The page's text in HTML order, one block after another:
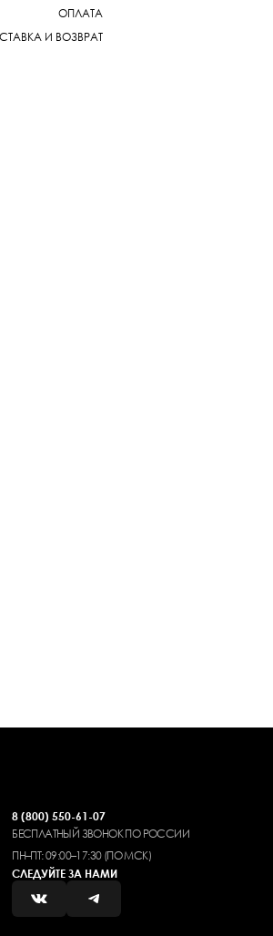
ОПЛАТА
И ВОЗВРАТ
8 (800) 550-61-07
БЕСПЛАТНЫЙ ЗВОНОК ПО РОССИИ
ПН–ПТ: 09:00–17:30 (ПО МСК)
СЛЕДУЙТЕ ЗА НАМИ